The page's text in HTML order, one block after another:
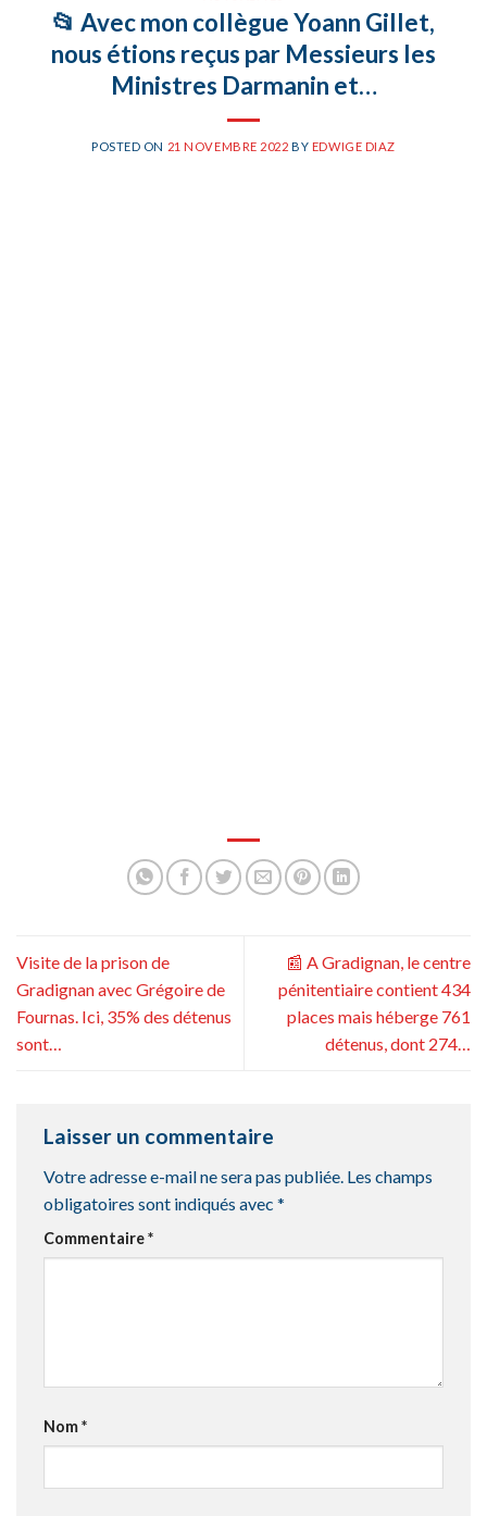
📂 Avec mon collègue Yoann Gillet,
nous étions reçus par Messieurs les
Ministres Darmanin et…
POSTED ON 21 NOVEMBRE 2022 BY EDWIGE DIAZ
Visite de la prison de
Gradignan avec Grégoire de
Fournas. Ici, 35% des détenus
sont…
📰 A Gradignan, le centre
pénitentiaire contient 434
places mais héberge 761
détenus, dont 274…
Laisser un commentaire
Votre adresse e-mail ne sera pas publiée. Les champs
obligatoires sont indiqués avec *
Commentaire*
Nom*